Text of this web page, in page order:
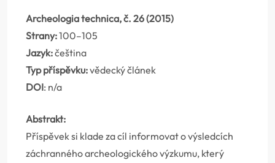
Archeologia technica, č. 26 (2015)
Strany:100–105
Jazyk:čeština
Typ příspěvku:vědecký článek
DOI: n/a
Abstrakt:
Příspěvek si klade za cíl informovat o výsledcích
záchranného archeologického výzkumu, který